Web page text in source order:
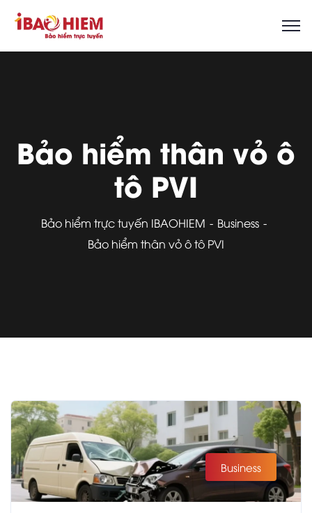
Bảo hiểm thân vỏ ô
tô PVI
Bảo hiểm trực tuyến IBAOHIEM
Business
Bảo hiểm thân vỏ ô tô PVI
Business